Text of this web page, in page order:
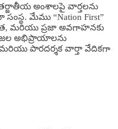
అంశాలపై వార్తలను
మేము “Nation First”
మరియు ప్రజా అవగాహనకు
అభిప్రాయాలను
పారదర్శక వార్తా వేదికగా